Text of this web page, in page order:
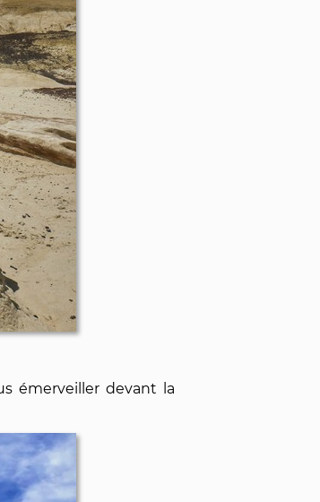
émerveiller devant la